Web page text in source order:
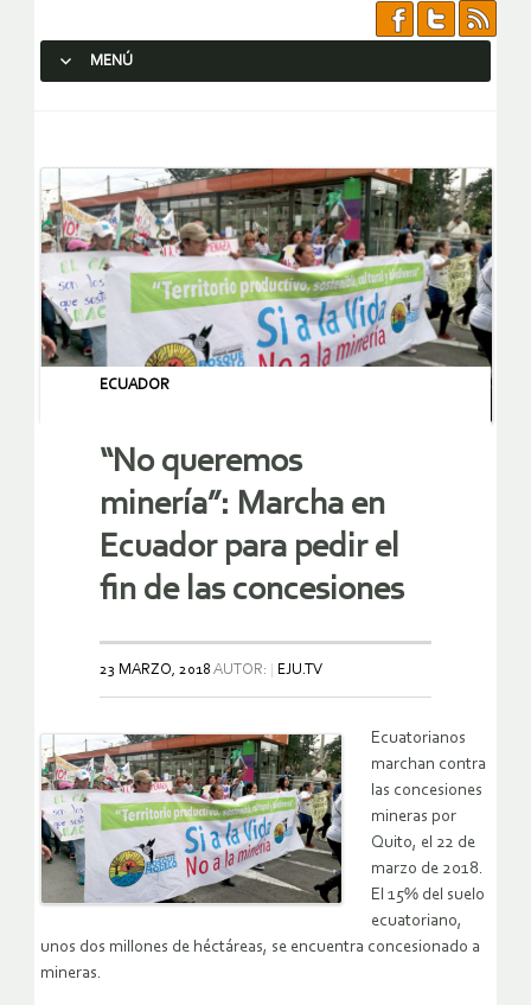
MENÚ
ECUADOR
“No queremos
minería”: Marcha en
Ecuador para pedir el
fin de las concesiones
23 MARZO, 2018 AUTOR: EJU.TV
Ecuatorianos
marchan contra
las concesiones
mineras por
Quito, el 22 de
marzo de 2018.
El 15% del suelo
ecuatoriano,
unos dos millones de héctáreas, se encuentra concesionado a
mineras.